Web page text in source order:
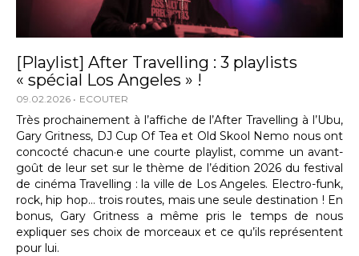
[Playlist] After Travelling : 3 playlists
« spécial Los Angeles » !
09.02.2026 ECOUTER
Très prochainement à l’affiche de l’After Travelling à l’Ubu,
Gary Gritness, DJ Cup Of Tea et Old Skool Nemo nous ont
concocté chacun·e une courte playlist, comme un avant-
goût de leur set sur le thème de l’édition 2026 du festival
de cinéma Travelling : la ville de Los Angeles. Electro-funk,
rock, hip hop… trois routes, mais une seule destination ! En
bonus, Gary Gritness a même pris le temps de nous
expliquer ses choix de morceaux et ce qu’ils représentent
pour lui.